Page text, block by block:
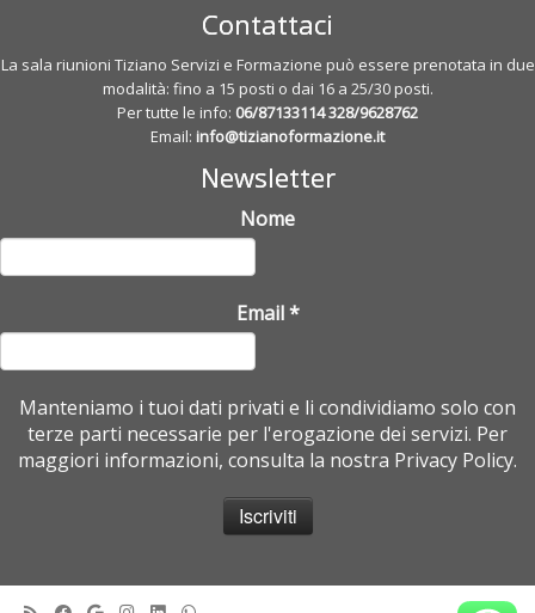
Contattaci
La sala riunioni Tiziano Servizi e Formazione può essere prenotata in due
modalità: fino a 15 posti o dai 16 a 25/30 posti.
Per tutte le info: 06/87133114328/9628762
Email: info@tizianoformazione.it
Newsletter
Nome
Email*
Manteniamo i tuoi dati privati e li condividiamo solo con
terze parti necessarie per l'erogazione dei servizi. Per
maggiori informazioni, consulta la nostra Privacy Policy.